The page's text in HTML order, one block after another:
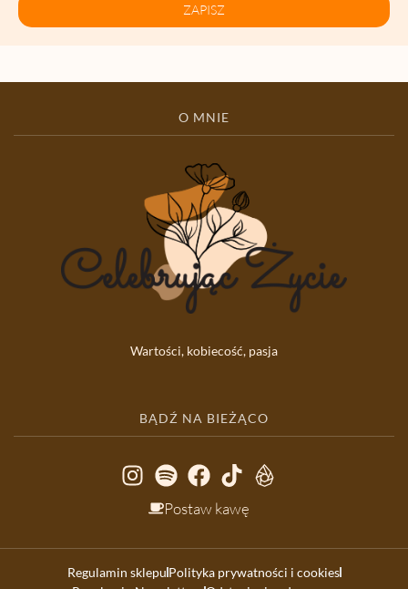
ZAPISZ
O MNIE
Wartości, kobiecość, pasja
BĄDŹ NA BIEŻĄCO
Postaw kawę
Regulamin sklepuPolityka prywatności i cookies